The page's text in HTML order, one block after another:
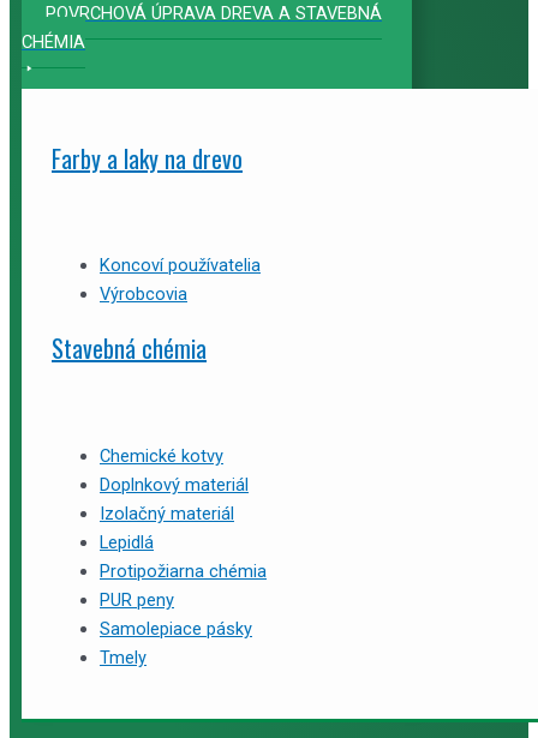
POVRCHOVÁ ÚPRAVA DREVA A STAVEBNÁ
CHÉMIA
Farby a laky na drevo
Koncoví používatelia
Výrobcovia
Stavebná chémia
Chemické kotvy
Doplnkový materiál
Izolačný materiál
Lepidlá
Protipožiarna chémia
PUR peny
Samolepiace pásky
Tmely